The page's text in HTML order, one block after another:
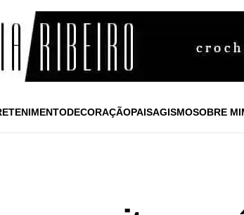
DECORAÇÃOPAISAGISMOSOBRE